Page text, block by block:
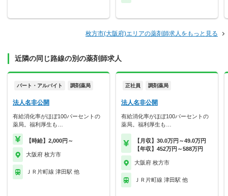
枚方市(大阪府)エリアの薬剤師求人をもっと見る
近隣の同じ路線の別の薬剤師求人
パート・アルバイト 調剤薬局
法人名非公開
有給消化率がほぼ100パーセントの
薬局。福利厚生も…
【時給】2,000円～
大阪府 枚方市
ＪＲ片町線 津田駅 他
正社員 調剤薬局
法人名非公開
有給消化率がほぼ100パーセントの
薬局。福利厚生も…
【月収】30.0万円～49.0万円
【年収】452万円～588万円
大阪府 枚方市
ＪＲ片町線 津田駅 他